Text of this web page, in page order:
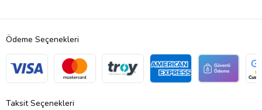
Ödeme Seçenekleri
Taksit Seçenekleri